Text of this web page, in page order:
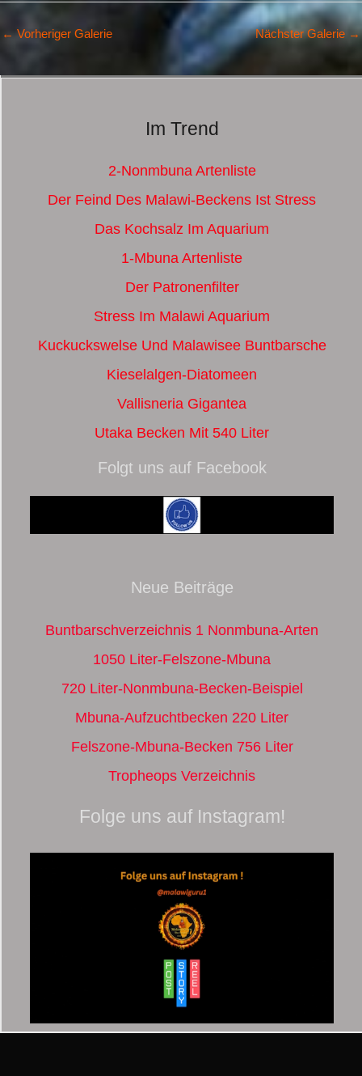
← Vorheriger Galerie Nächster Galerie →
Im Trend
2-Nonmbuna Artenliste
Der Feind Des Malawi-Beckens Ist Stress
Das Kochsalz Im Aquarium
1-Mbuna Artenliste
Der Patronenfilter
Stress Im Malawi Aquarium
Kuckuckswelse Und Malawisee Buntbarsche
Kieselalgen-Diatomeen
Vallisneria Gigantea
Utaka Becken Mit 540 Liter
Folgt uns auf Facebook
Neue Beiträge
Buntbarschverzeichnis 1 Nonmbuna-Arten
1050 Liter-Felszone-Mbuna
720 Liter-Nonmbuna-Becken-Beispiel
Mbuna-Aufzuchtbecken 220 Liter
Felszone-Mbuna-Becken 756 Liter
Tropheops Verzeichnis
Folge uns auf Instagram!